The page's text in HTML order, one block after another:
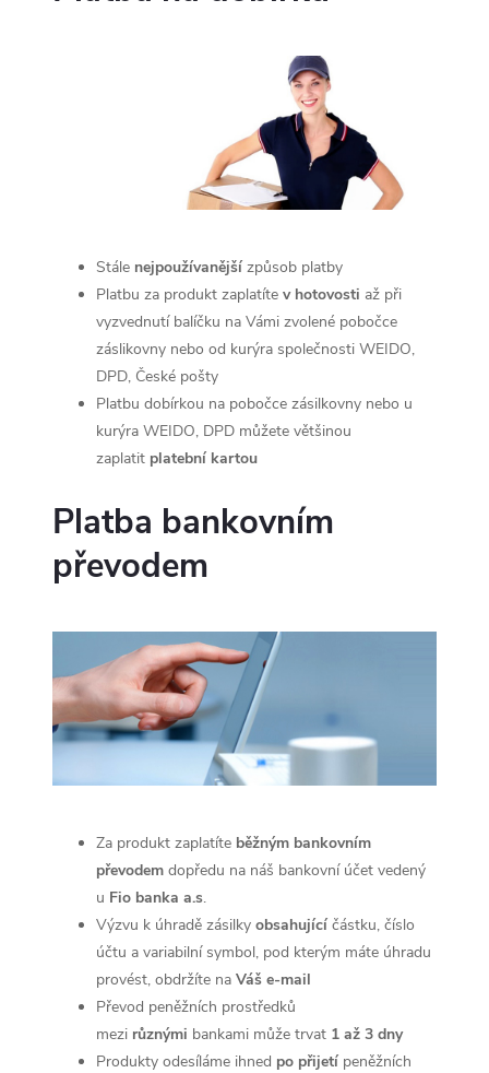
Stále nejpoužívanější způsob platby
Platbu za produkt zaplatíte v hotovosti až při
vyzvednutí balíčku na Vámi zvolené pobočce
záslikovny nebo od kurýra společnosti WEIDO,
DPD, České pošty
Platbu dobírkou na pobočce zásilkovny nebo u
kurýra WEIDO, DPD můžete většinou
zaplatit platební kartou
Platba bankovním
převodem
Za produkt zaplatíte běžným bankovním
převodem dopředu na náš bankovní účet vedený
u Fio banka a.s.
Výzvu k úhradě zásilky obsahující částku, číslo
účtu a variabilní symbol, pod kterým máte úhradu
provést, obdržíte na Váš e-mail
Převod peněžních prostředků
mezi různými bankami může trvat 1 až 3 dny
Produkty odesíláme ihned po přijetí peněžních